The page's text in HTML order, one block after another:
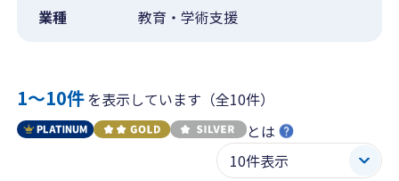
業種
教育・学術支援
1〜10件を表示しています（全10件）
とは